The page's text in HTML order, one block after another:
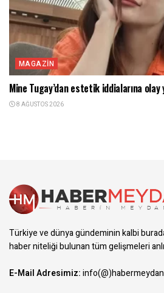
MAGAZIN
Mine Tugay’dan estetik iddialarına olay
8 AĞUSTOS 2026
Türkiye ve dünya gündeminin kalbi
haber niteliği bulunan tüm gelişmeleri
E-Mail Adresimiz: